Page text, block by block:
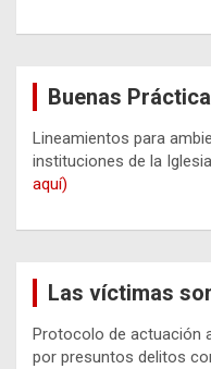
Buenas
Lineamientos para
instituciones de la
aquí)
Las víctimas
Protocolo de actuación
por presuntos delitos